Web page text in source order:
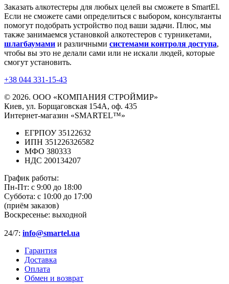
Заказать алкотестеры для любых целей вы сможете в SmartEl.
Если не сможете сами определиться с выбором, консультанты
помогут подобрать устройство под ваши задачи. Плюс, мы
также занимаемся установкой алкотестеров с турникетами,
шлагбаумами и различными системами контроля доступа,
чтобы вы это не делали сами или не искали людей, которые
смогут установить.
+38 044 331-15-43
© 2026. ООО «КОМПАНИЯ СТРОЙМИР»
Киев, ул. Борщаговская 154А, оф. 435
Интернет-магазин «SMARTEL™»
ЕГРПОУ 35122632
ИПН 351226326582
МФО 380333
НДС 200134207
График работы:
Пн-Пт: с 9:00 до 18:00
Суббота: с 10:00 до 17:00
(приём заказов)
Воскресенье: выходной
24/7: info@smartel.ua
Гарантия
Доставка
Оплата
Обмен и возврат